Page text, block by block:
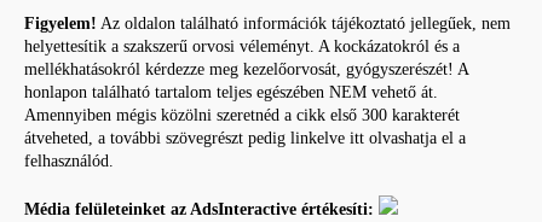
Figyelem! Az oldalon található információk tájékoztató jellegűek, nem
helyettesítik a szakszerű orvosi véleményt. A kockázatokról és a
mellékhatásokról kérdezze meg kezelőorvosát, gyógyszerészét! A
honlapon található tartalom teljes egészében NEM vehető át.
Amennyiben mégis közölni szeretnéd a cikk első 300 karakterét
átveheted, a további szövegrészt pedig linkelve itt olvashatja el a
felhasználód.
Média felületeinket az AdsInteractive értékesíti: